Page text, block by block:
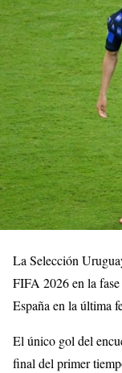
La Selección
FIFA 2026 en la
España en la última
El único gol del
final del primer